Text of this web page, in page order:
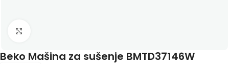
Beko Mašina za sušenje BMTD37146W